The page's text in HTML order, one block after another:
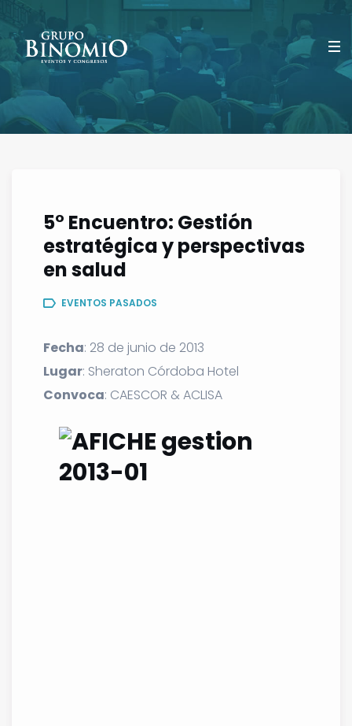
5° Encuentro: Gestión
estratégica y perspectivas
en salud
EVENTOS PASADOS
Fecha: 28 de junio de 2013
Lugar: Sheraton Córdoba Hotel
Convoca: CAESCOR & ACLISA